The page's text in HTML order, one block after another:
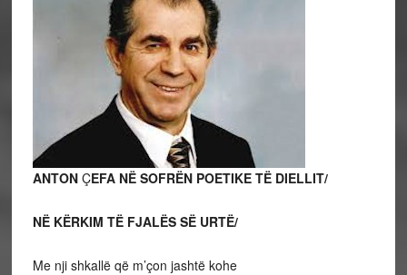
ANTON ÇEFA NË SOFRËN POETIKE TË DIELLIT/
NËKËRKIM TËFJALËS SËURTË/
Me nji shkallë që m’çon jashtë kohe